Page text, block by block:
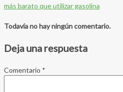
más barato que utilizar gasolina
Todavía no hay ningún comentario.
Deja una respuesta
Comentario *